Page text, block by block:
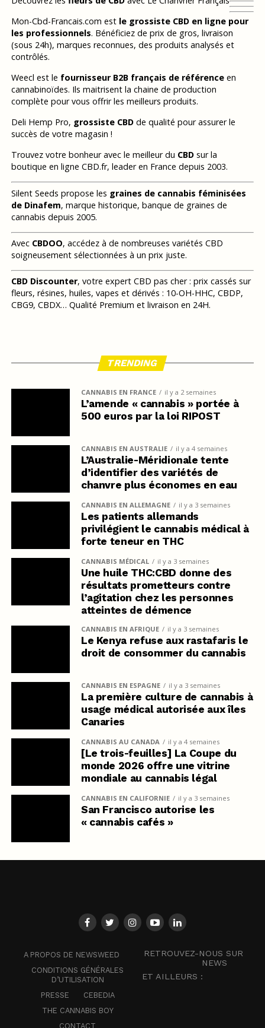
Mon-Cbd-Francais.com est le grossiste CBD en ligne pour
les professionnels. Bénéficiez de prix de gros, livraison
(sous 24h), marques reconnues, des produits analysés et
contrôlés.
Weecl est le fournisseur B2B français de référenceen
cannabinoïdes. Ils maitrisent la chaine de production
complète pour vous offrir les meilleurs produits.
Deli Hemp Pro, grossiste CBDde qualité pour assurer le
succès de votre magasin !
Trouvez votre bonheur avec le meilleur du CBDsur la
boutique en ligne CBD.fr, leader en France depuis 2003.
Silent Seeds propose les graines de cannabis féminisées
de Dinafem, marque historique, banque de graines de
cannabis depuis 2005.
Avec CBDOO, accédez à de nombreuses variétés CBD
soigneusement sélectionnées à un prix juste.
CBD Discounter, votre expert CBD pas cher : prix cassés sur
fleurs, résines, huiles, vapes et dérivés : 10-OH-HHC, CBDP,
CBG9, CBDX… Qualité Premium et livraison en 24H.
TRENDING
CANNABIS EN FRANCE il y a 2 semaines
L’amende « cannabis » portée à
500 euros par la loi RIPOST
CANNABIS EN AUSTRALIE il y a 4 semaines
L’Australie-Méridionale tente
d’identifier des variétés de
chanvre plus économes en eau
CANNABIS EN ALLEMAGNE il y a 3 semaines
Les patients allemands
privilégient le cannabis médical à
forte teneur en THC
CANNABIS MÉDICAL il y a 3 semaines
Une huile THC:CBD donne des
résultats prometteurs contre
l’agitation chez les personnes
atteintes de démence
CANNABIS EN AFRIQUE il y a 3 semaines
Le Kenya refuse aux rastafaris le
droit de consommer du cannabis
CANNABIS EN ESPAGNE il y a 3 semaines
La première culture de cannabis à
usage médical autorisée aux îles
Canaries
CANNABIS AU CANADA il y a 4 semaines
[Le trois-feuilles] La Coupe du
monde 2026 offre une vitrine
mondiale au cannabis légal
CANNABIS EN CALIFORNIE il y a 3 semaines
San Francisco autorise les
« cannabis cafés »
A PROPOS DE NEWSWEED
CONDITIONS GÉNÉRALES
D’UTILISATION
PRESSE
CEBEDIA
THE CANNABIS BOY
CONTACT
RETROUVEZ-NOUS SUR
NEWS
ET AILLEURS :